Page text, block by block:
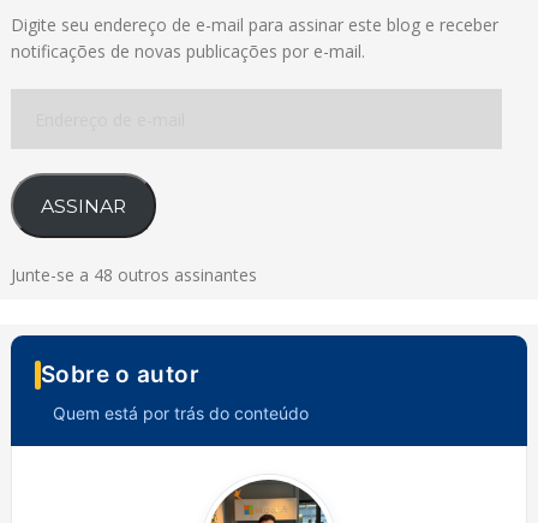
Digite seu endereço de e-mail para assinar este blog e receber
notificações de novas publicações por e-mail.
e-
mail
ASSINAR
Junte-se a 48 outros assinantes
Sobre o autor
Quem está por trás do conteúdo